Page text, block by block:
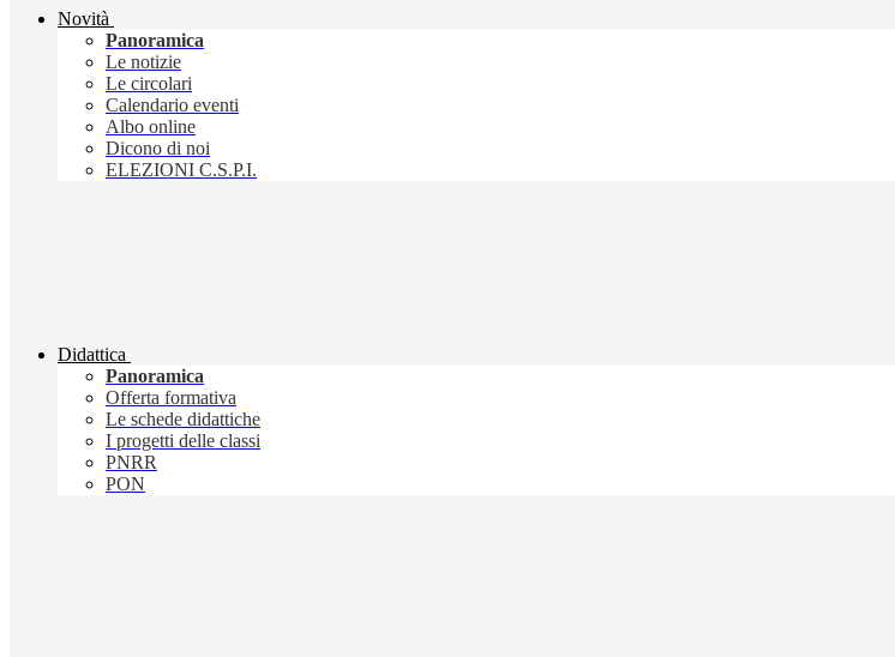
Novità
Panoramica
Le notizie
Le circolari
Calendario eventi
Albo online
Dicono di noi
ELEZIONI C.S.P.I.
Didattica
Panoramica
Offerta formativa
Le schede didattiche
I progetti delle classi
PNRR
PON